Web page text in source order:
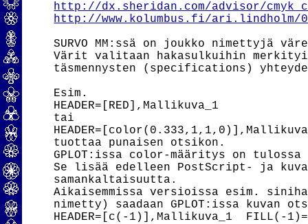
http://dx.sheridan.com/advisor/
http://www.kolumbus.fi/ari.lindholm/
SURVO MM:ssä on joukko nimettyjä
Värit valitaan hakasulkuihin
täsmennysten (specifications)
Esim.
HEADER=[RED],Mallikuva_1
tai
tuottaa punaisen otsikon.
GPLOT:issa color-määritys on
Se lisää edelleen PostScript- ja
samankaltaisuutta.
Aikaisemmissa versioissa esim.
nimetty) saadaan GPLOT:issa kuvan
HEADER=[c(-1)],Mallikuva_1  FILL(-